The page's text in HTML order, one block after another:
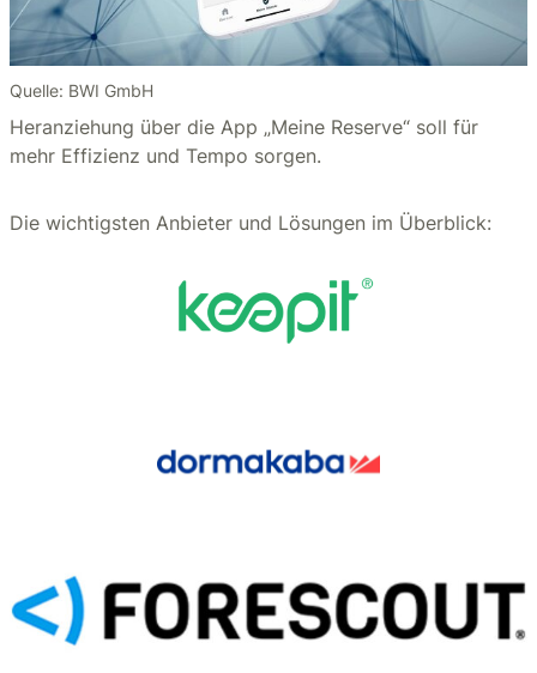
Quelle: BWI GmbH
Heranziehung über die App „Meine Reserve“ soll für
mehr Effizienz und Tempo sorgen.
Die wichtigsten Anbieter und Lösungen im Überblick: